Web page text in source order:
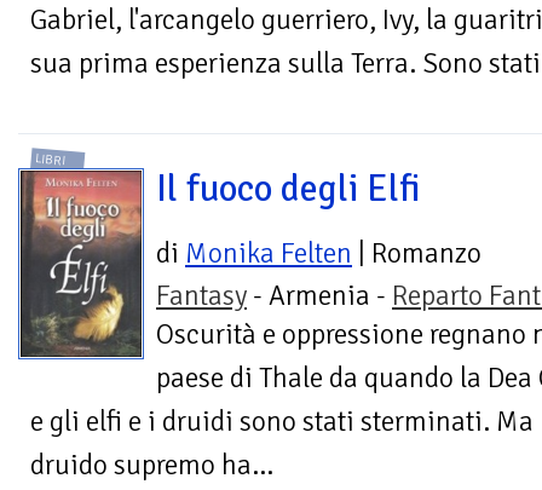
Gabriel, l'arcangelo guerriero, Ivy, la
sua prima esperienza sulla Terra. Sono
LIBRI
Il fuoco degli Elfi
di Monika Felten | Romanzo
Fantasy - Armenia - Reparto
Oscurità e oppressione regnano
paese di Thale da quando la
e gli elfi e i druidi sono stati sterminati.
druido supremo ha...